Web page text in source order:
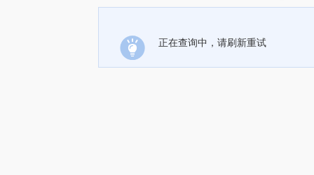
正在查询中，请刷新重试